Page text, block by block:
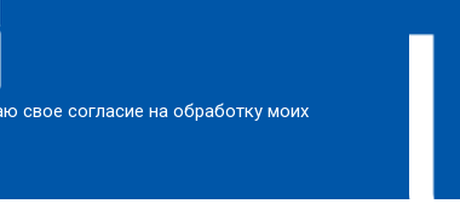
свое согласие на обработку моих